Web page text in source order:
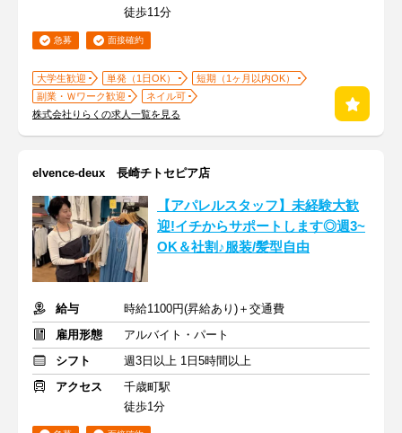
徒歩11分
急募 面接確約
大学生歓迎 単発（1日OK）
短期（1ヶ月以内OK）
副業・Ｗワーク歓迎
ネイル可
株式会社りらくの求人一覧を見る
elvence-deux 長崎チトセピア店
【アパレルスタッフ】未経験大歓
迎!イチからサポートします◎週3~
OK＆社割♪服装/髪型自由
給与
時給1100円(昇給あり)＋交通費
雇用形態
アルバイト・パート
シフト
週3日以上 1日5時間以上
アクセス
千歳町駅
徒歩1分